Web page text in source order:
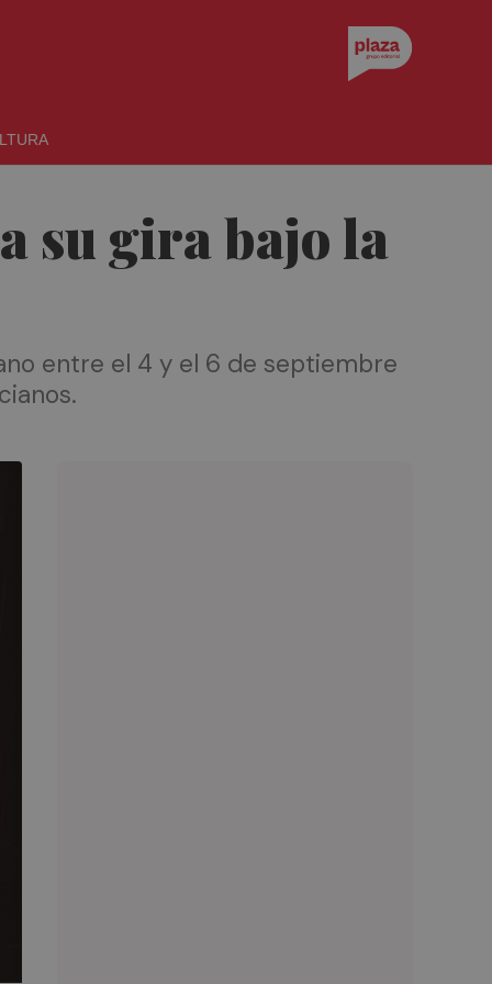
su gira bajo la
entre el 4 y el 6 de septiembre